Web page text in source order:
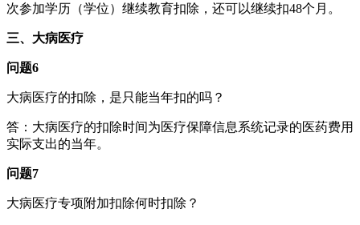
次参加学历（学位）继续教育扣除，还可以继续扣48个月。
三、大病医疗
问题6
大病医疗的扣除，是只能当年扣的吗？
答：大病医疗的扣除时间为医疗保障信息系统记录的医药费用
实际支出的当年。
问题7
大病医疗专项附加扣除何时扣除？